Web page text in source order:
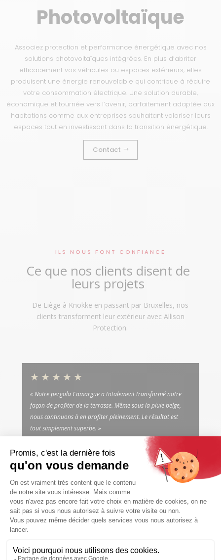
Photovoltaïque
Associez protection et performance énergétique avec nos
solutions photovoltaïques intégrées. En plus d’abriter
efficacement vos véhicules ou espaces extérieurs, elles
produisent une énergie renouvelable qui contribue à réduire
votre consommation électrique. Une solution durable,
économique et tournée vers l’avenir, parfaitement adaptée aux
habitations comme aux entreprises souhaitant valoriser leurs
espaces tout en investissant dans la transition énergétique.
Contact
ILS NOUS FONT CONFIANCE
Ce que nos clients disent de
leurs projets
De Liège à Knokke en passant par Bruxelles, nos
clients transforment leur extérieur avec Allison
Protection.
★★★★★
« Notre pergola Camargue a totalement transformé notre
façon de profiter de la terrasse. Même sous la pluie belge,
nous continuons à en profiter pleinement. Le résultat est
tout simplement superbe. »
Sophie M.
Pergola Camargue Renson · Juprelle
★★★★★
« Installation impeccable, équipe professionnelle et délai
hésitation. »